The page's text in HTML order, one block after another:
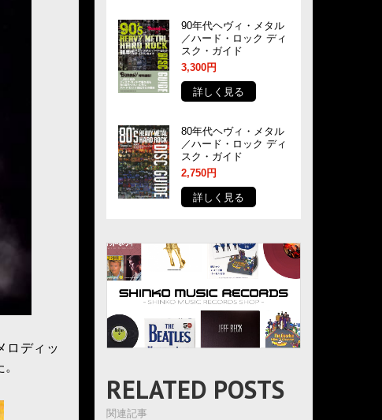
ロディッ
90年代ヘヴィ・メタル
／ハード・ロック ディ
スク・ガイド
3,300円
詳しく見る
80年代ヘヴィ・メタル
／ハード・ロック ディ
スク・ガイド
2,750円
詳しく見る
RELATED POSTS
関連記事